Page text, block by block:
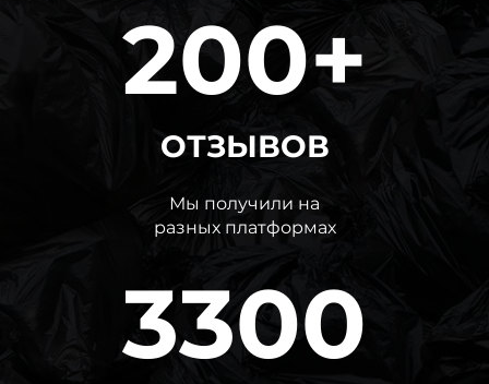
200+
ОТЗЫВОВ
Мы получили на
разных платформах
3300